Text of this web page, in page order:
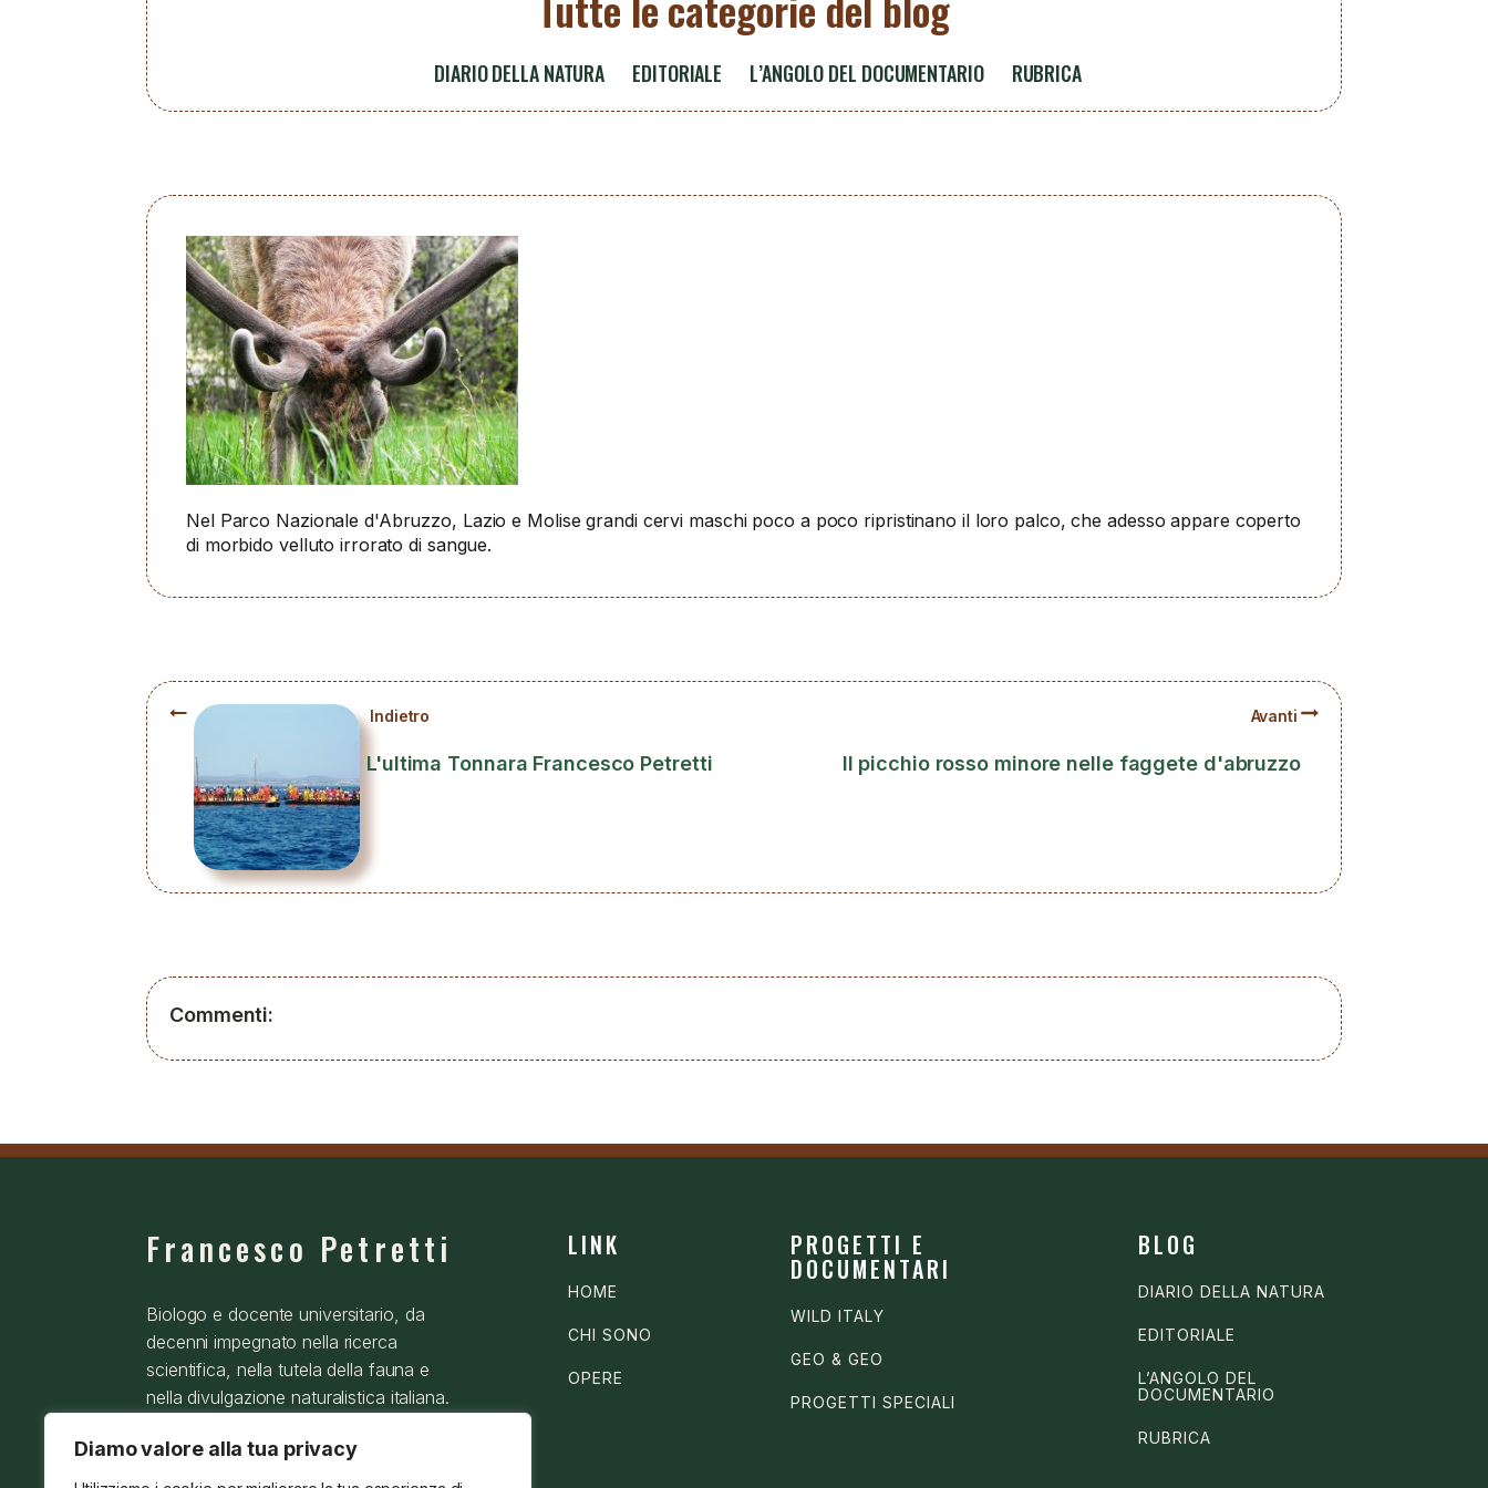
Diamo valore alla tua privacy
DIARIO DELLA NATURA EDITORIALE L’ANGOLO DEL DOCUMENTARIO RUBRICA
Nel Parco Nazionale d'Abruzzo, Lazio e Molise grandi cervi maschi poco a poco ripristinano il loro palco, che adesso appare coperto
di morbido velluto irrorato di sangue.
Indietro
L'ultima Tonnara Francesco Petretti
Avanti
Il picchio rosso minore nelle faggete d'abruzzo
Commenti:
Francesco Petretti
Biologo e docente universitario, da
decenni impegnato nella ricerca
scientifica, nella tutela della fauna e
nella divulgazione naturalistica italiana.
LINK
HOME
CHI SONO
OPERE
PROGETTI E
DOCUMENTARI
WILD ITALY
GEO & GEO
PROGETTI SPECIALI
BLOG
DIARIO DELLA NATURA
EDITORIALE
L’ANGOLO DEL
DOCUMENTARIO
RUBRICA